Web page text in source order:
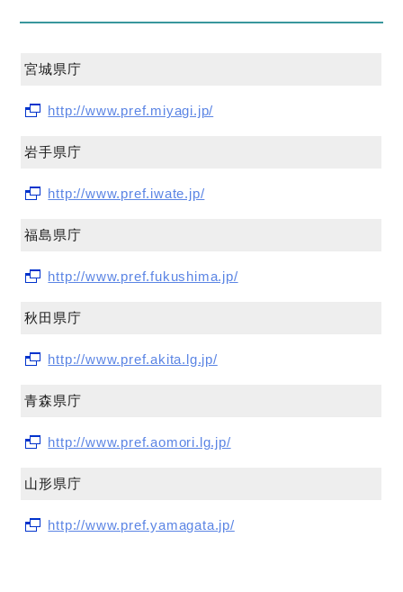
宮城県庁
http://www.pref.miyagi.jp/
岩手県庁
http://www.pref.iwate.jp/
福島県庁
http://www.pref.fukushima.jp/
秋田県庁
http://www.pref.akita.lg.jp/
青森県庁
http://www.pref.aomori.lg.jp/
山形県庁
http://www.pref.yamagata.jp/